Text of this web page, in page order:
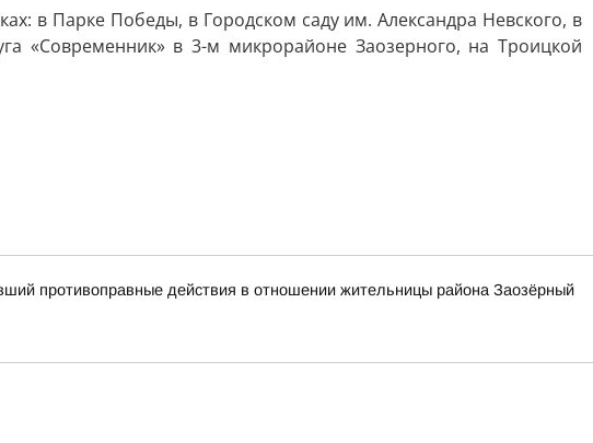
в Парке Победы, в Городском саду им. Александра Невского, в
«Современник» в 3-м микрорайоне Заозерного, на Троицкой
противоправные действия в отношении жительницы района Заозёрный